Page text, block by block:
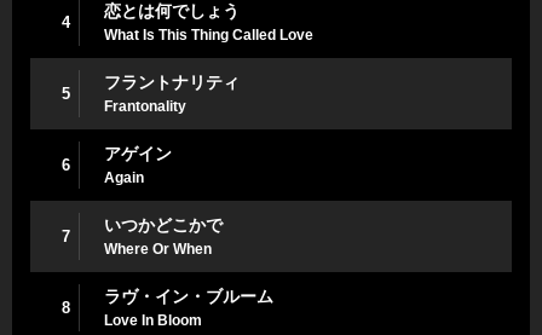
4
恋とは何でしょう
What Is This Thing Called Love
5
フラントナリティ
Frantonality
6
アゲイン
Again
7
いつかどこかで
Where Or When
8
ラヴ・イン・ブルーム
Love In Bloom